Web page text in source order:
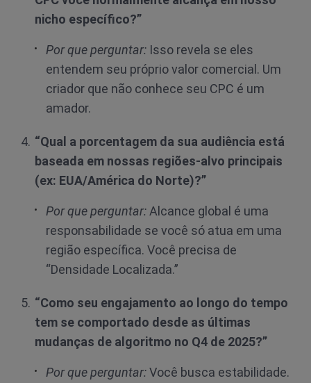
nicho específico?”
Por que perguntar: Isso revela se eles
entendem seu próprio valor comercial. Um
criador que não conhece seu CPC é um
amador.
“Qual a porcentagem da sua audiência está
baseada em nossas regiões-alvo principais
(ex: EUA/América do Norte)?”
Por que perguntar: Alcance global é uma
responsabilidade se você só atua em uma
região específica. Você precisa de
“Densidade Localizada.”
“Como seu engajamento ao longo do tempo
tem se comportado desde as últimas
mudanças de algoritmo no Q4 de 2025?”
Por que perguntar:Você busca estabilidade.